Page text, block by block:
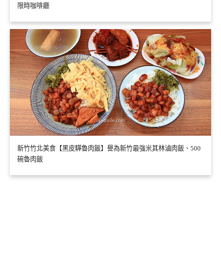
限時咖啡廳
新竹竹北美食【黑皮驊魯肉飯】譽為新竹最強米其林滷肉飯、500
碗魯肉飯